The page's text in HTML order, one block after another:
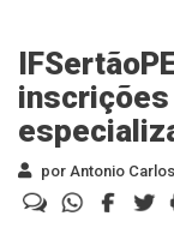
inscrições
por Antonio